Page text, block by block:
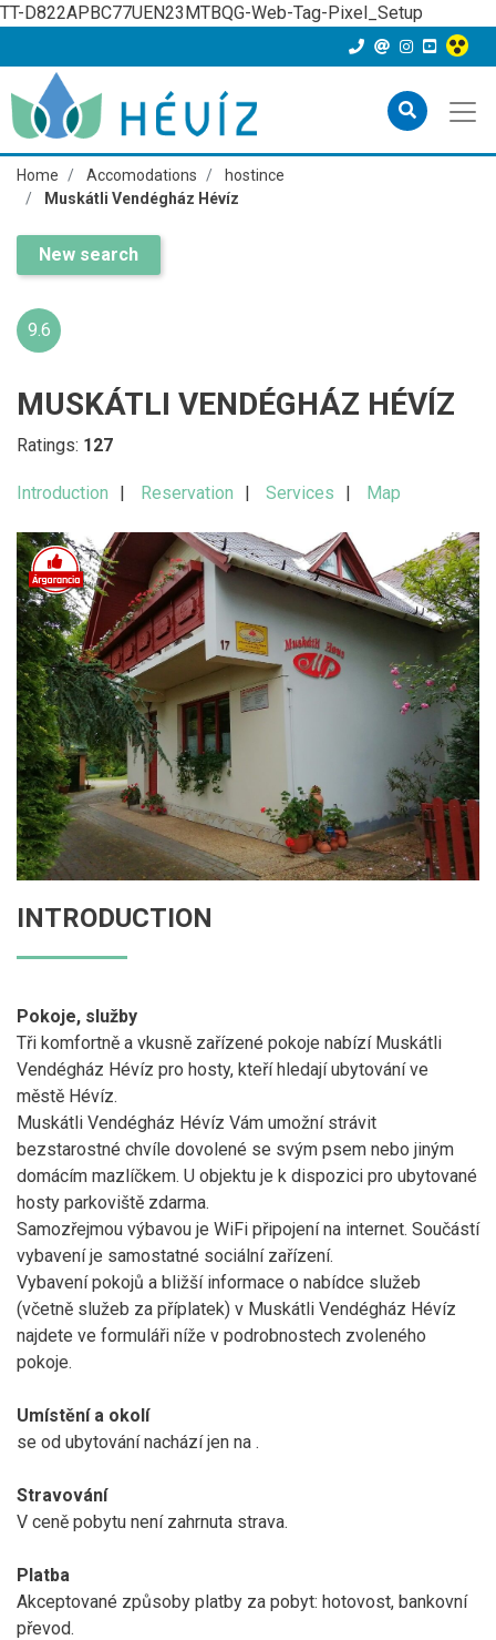
TT-D822APBC77UEN23MTBQG-Web-Tag-Pixel_Setup
Home Accomodations
hostince
Muskátli Vendégház Hévíz
New search
9.6
MUSKÁTLI VENDÉGHÁZ HÉVÍZ
Ratings: 127
Introduction Reservation Services Map
INTRODUCTION
Pokoje, služby
Tři komfortně a vkusně zařízené pokoje nabízí Muskátli
Vendégház Hévíz pro hosty, kteří hledají ubytování ve
městě Hévíz.
Muskátli Vendégház Hévíz Vám umožní strávit
bezstarostné chvíle dovolené se svým psem nebo jiným
domácím mazlíčkem. U objektu je k dispozici pro ubytované
hosty parkoviště zdarma.
Samozřejmou výbavou je WiFi připojení na internet. Součástí
vybavení je samostatné sociální zařízení.
Vybavení pokojů a bližší informace o nabídce služeb
(včetně služeb za příplatek) v Muskátli Vendégház Hévíz
najdete ve formuláři níže v podrobnostech zvoleného
pokoje.
Umístění a okolí
se od ubytování nachází jen na .
Stravování
V ceně pobytu není zahrnuta strava.
Platba
Akceptované způsoby platby za pobyt: hotovost, bankovní
převod.